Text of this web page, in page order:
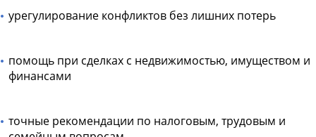
урегулирование конфликтов без лишних потерь
помощь при сделках с недвижимостью, имуществом и
финансами
точные рекомендации по налоговым, трудовым и